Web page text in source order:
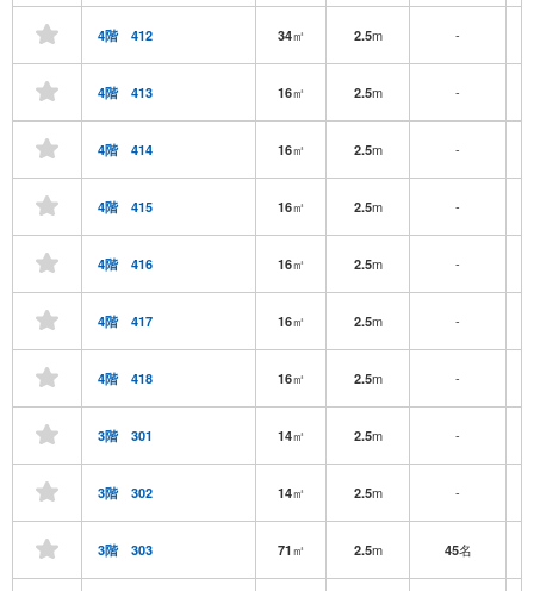
4階 412 34㎡ 2.5m -
4階 413 16㎡ 2.5m -
4階 414 16㎡ 2.5m -
4階 415 16㎡ 2.5m -
4階 416 16㎡ 2.5m -
4階 417 16㎡ 2.5m -
4階 418 16㎡ 2.5m -
3階 301 14㎡ 2.5m -
3階 302 14㎡ 2.5m -
3階 303 71㎡ 2.5m 45名